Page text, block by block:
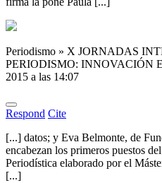
Periodismo » X JORNADAS
PERIODISMO: INNOVACIÓN
2015 a las 14:07
Respond Cite
[...] datos; y Eva Belmonte, de
encabezan los primeros puestos
Periodística elaborado por el
[...]